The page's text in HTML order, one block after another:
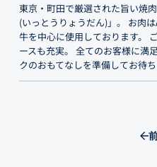
東京・町田で厳選された旨い焼
(いっとうりょうだん)」。 お肉
牛を中心に使用しております。
ースも充実。 全てのお客様に満
クのおもてなしを準備してお待ち